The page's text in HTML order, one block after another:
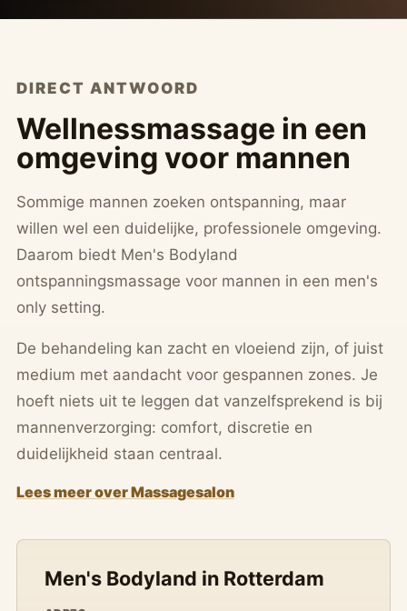
DIRECT ANTWOORD
Wellnessmassage in een
omgeving voor mannen
Sommige mannen zoeken ontspanning, maar
willen wel een duidelijke, professionele omgeving.
Daarom biedt Men's Bodyland
ontspanningsmassage voor mannen in een men's
only setting.
De behandeling kan zacht en vloeiend zijn, of juist
medium met aandacht voor gespannen zones. Je
hoeft niets uit te leggen dat vanzelfsprekend is bij
mannenverzorging: comfort, discretie en
duidelijkheid staan centraal.
Lees meer over Massagesalon
Men's Bodyland in Rotterdam